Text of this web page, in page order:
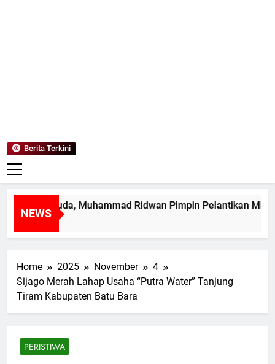
Berita Terkini
NEWS
Muda, Muhammad Ridwan Pimpin Pelantikan MPK
Home 2025 November
4
Sijago Merah Lahap Usaha “Putra Water” Tanjung
Tiram Kabupaten Batu Bara
PERISTIWA